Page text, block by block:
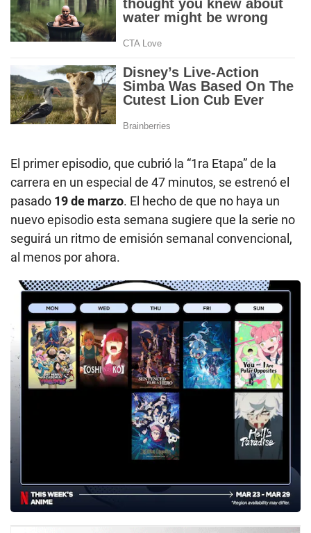
El primer episodio, que cubrió la “1ra Etapa” de la
carrera en un especial de 47 minutos, se estrenó el
pasado 19 de marzo. El hecho de que no haya un
nuevo episodio esta semana sugiere que la serie no
seguirá un ritmo de emisión semanal convencional,
al menos por ahora.